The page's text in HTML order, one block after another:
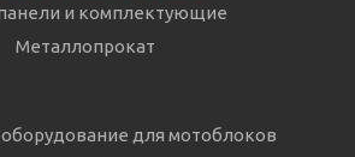
и комплектующие
Металлопрокат
для мотоблоков